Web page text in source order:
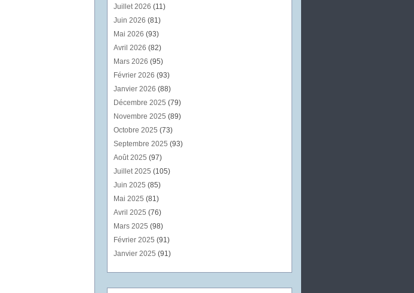
Juillet 2026 (11)
Juin 2026 (81)
Mai 2026 (93)
Avril 2026 (82)
Mars 2026 (95)
Février 2026 (93)
Janvier 2026 (88)
Décembre 2025 (79)
Novembre 2025 (89)
Octobre 2025 (73)
Septembre 2025 (93)
Août 2025 (97)
Juillet 2025 (105)
Juin 2025 (85)
Mai 2025 (81)
Avril 2025 (76)
Mars 2025 (98)
Février 2025 (91)
Janvier 2025 (91)